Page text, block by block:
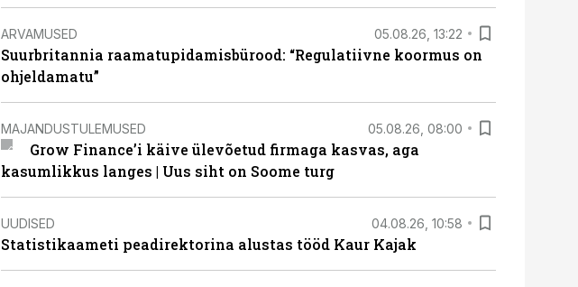
ARVAMUSED 05.08.26, 13:22
Suurbritannia raamatupidamisbürood: “Regulatiivne koormus on
ohjeldamatu”
MAJANDUSTULEMUSED 05.08.26, 08:00
Grow Finance’i käive ülevõetud firmaga kasvas, aga
kasumlikkus langes | Uus siht on Soome turg
UUDISED 04.08.26, 10:58
Statistikaameti peadirektorina alustas tööd Kaur Kajak